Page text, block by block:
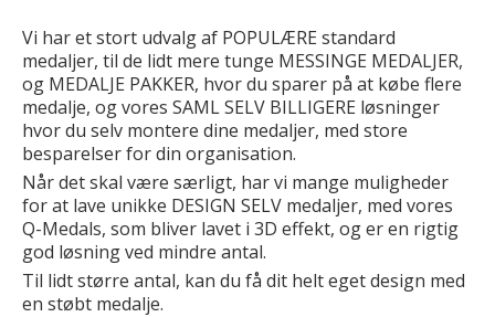
Vi har et stort udvalg af POPULÆRE standard
medaljer, til de lidt mere tunge MESSINGE MEDALJER,
og MEDALJE PAKKER, hvor du sparer på at købe flere
medalje, og vores SAML SELV BILLIGERE løsninger
hvor du selv montere dine medaljer, med store
besparelser for din organisation.
Når det skal være særligt, har vi mange muligheder
for at lave unikke DESIGN SELV medaljer, med vores
Q-Medals, som bliver lavet i 3D effekt, og er en rigtig
god løsning ved mindre antal.
Til lidt større antal, kan du få dit helt eget design med
en støbt medalje.